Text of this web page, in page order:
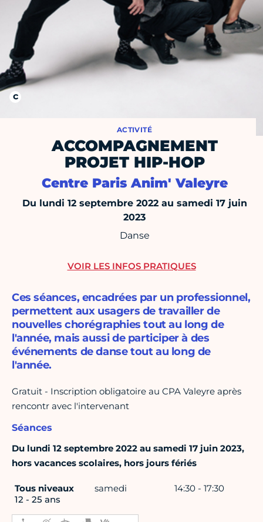
ACTIVITÉ
ACCOMPAGNEMENT
PROJET HIP-HOP
Centre Paris Anim' Valeyre
Du lundi 12 septembre 2022 au samedi 17 juin
2023
Danse
Ces séances, encadrées par un professionnel,
permettent aux usagers de travailler de
nouvelles chorégraphies tout au long de
l'année, mais aussi de participer à des
événements de danse tout au long de
l'année.
Gratuit - Inscription obligatoire au CPA Valeyre après
rencontr avec l'intervenant
Séances
Du lundi 12 septembre 2022 au samedi 17 juin 2023,
hors vacances scolaires, hors jours fériés
Tous niveaux
12 - 25 ans
samedi 14:30 - 17:30
VOIR LES INFOS PRATIQUES